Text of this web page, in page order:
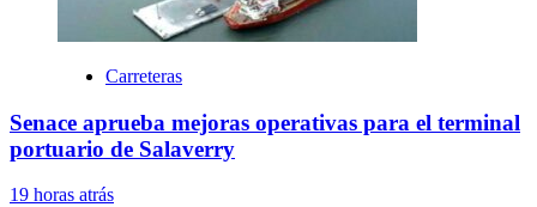
Carreteras
Senace aprueba mejoras operativas para el terminal
portuario de Salaverry
19 horas atrás